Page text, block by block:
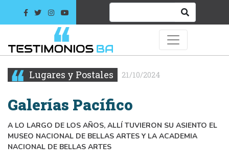
Lugares y Postales 21/10/2024
Galerías Pacífico
A LO LARGO DE LOS AÑOS, ALLÍ TUVIERON SU ASIENTO EL
MUSEO NACIONAL DE BELLAS ARTES Y LA ACADEMIA
NACIONAL DE BELLAS ARTES